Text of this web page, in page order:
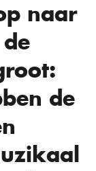
naar
de